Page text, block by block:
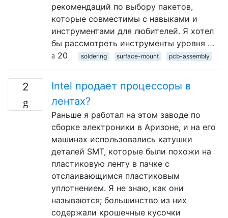
рекомендаций по выбору пакетов,
которые совместимы с навыками и
инструментами для любителей. Я хотел
бы рассмотреть инструменты уровня …
20
soldering surface-mount pcb-assembly
2
Intel продает процессоры в
лентах?
Раньше я работал на этом заводе по
сборке электроники в Аризоне, и на его
машинах использовались катушки
деталей SMT, которые были похожи на
пластиковую ленту в пачке с
отслаивающимся пластиковым
уплотнением. Я не знаю, как они
называются; большинство из них
содержали крошечные кусочки